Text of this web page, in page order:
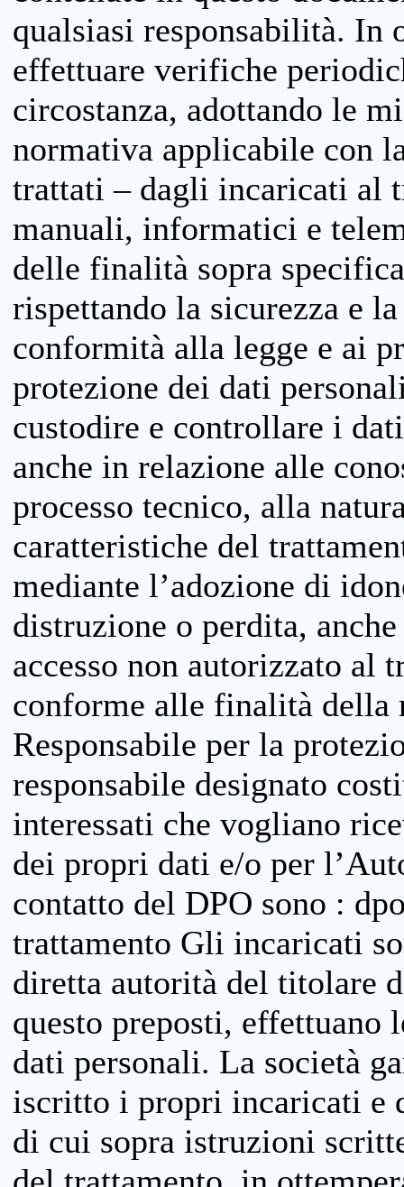
qualsiasi responsabilità. In
effettuare verifiche
circostanza, adottando le
normativa applicabile con
trattati – dagli incaricati al
manuali, informatici e
delle finalità sopra
rispettando la sicurezza e
conformità alla legge e ai
protezione dei dati
custodire e controllare i
anche in relazione alle
processo tecnico, alla
caratteristiche del
mediante l’adozione di
distruzione o perdita,
accesso non autorizzato al
conforme alle finalità della
Responsabile per la
responsabile designato
interessati che vogliano
dei propri dati e/o per
contatto del DPO sono :
trattamento Gli incaricati
diretta autorità del titolare
questo preposti, effettuano
dati personali. La società
iscritto i propri incaricati e
di cui sopra istruzioni